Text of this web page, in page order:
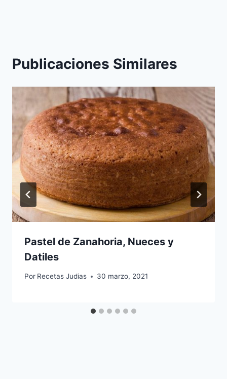
Publicaciones Similares
Pastel de Zanahoria, Nueces y
Datiles
Por Recetas Judias 30 marzo, 2021